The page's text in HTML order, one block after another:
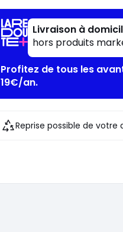
Livraison à
hors produits
Profitez de tous les
19€/an.
Reprise possible de votre